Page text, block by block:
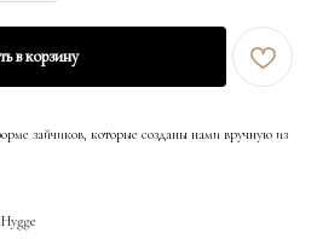
в корзину
зайчиков, которые созданы нами вручную из